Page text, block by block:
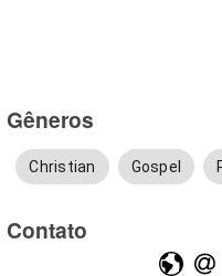
Gêneros
Christian Gospel
Contato